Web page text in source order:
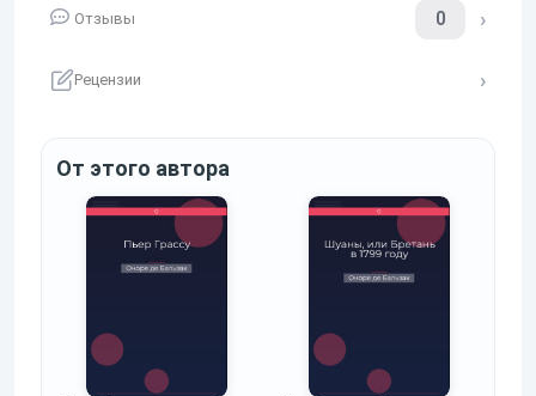
Отзывы 0
Рецензии
От этого автора